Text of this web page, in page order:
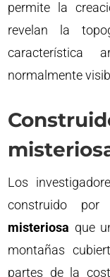
permite la
revelan la
característica
normalmente
Los
construido
misteriosa que
montañas
partes de la